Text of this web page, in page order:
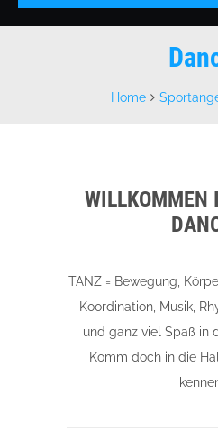
Home
WILLKOMMEN
TANZ = Bewegung,
Koordination, Musik,
und ganz viel Spaß in
Komm doch in die